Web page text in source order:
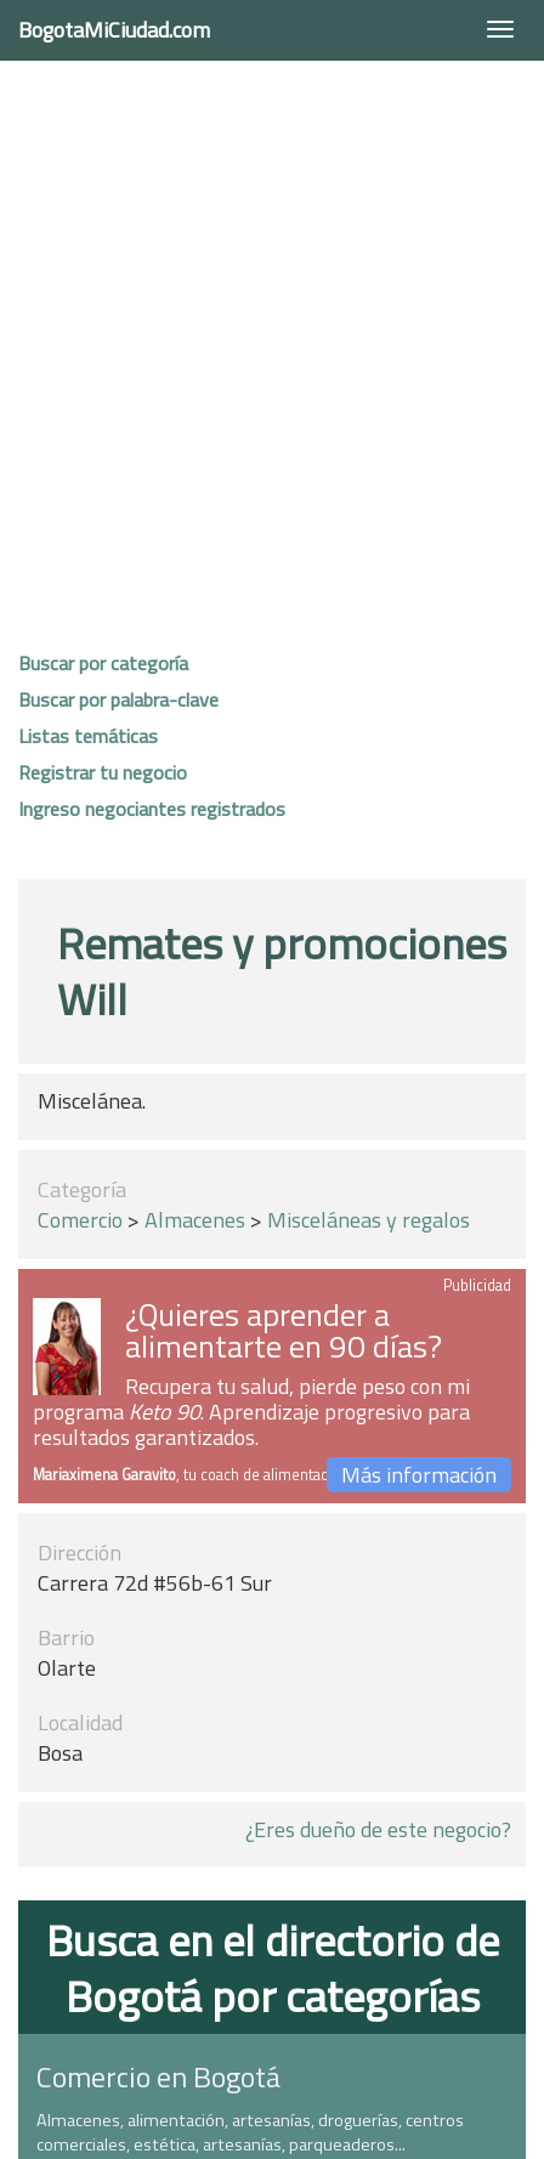
BogotaMiCiudad.com
Buscar por categoría
Buscar por palabra-clave
Listas temáticas
Registrar tu negocio
Ingreso negociantes registrados
Remates y promociones
Will
Miscelánea.
Categoría
Comercio >Almacenes > Misceláneas y regalos
Publicidad
¿Quieres aprender a
alimentarte en 90 días?
Recupera tu salud, pierde peso con mi
programaKeto 90. Aprendizaje progresivo para
resultados garantizados.
Mariaximena Garavito, tu coach de alimentaciónMás información
Dirección
Carrera 72d #56b-61 Sur
Barrio
Olarte
Localidad
Bosa
¿Eres dueño de este negocio?
Busca en el directorio de
Bogotá por categorías
Comercio en Bogotá
Almacenes, alimentación, artesanías, droguerías, centros
comerciales, estética, artesanías, parqueaderos...